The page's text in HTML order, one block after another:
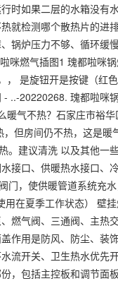
时如果二层的水箱没有
就检测哪个散热片的进
锅炉压力不够、循环缓
咪燃气插图1 瑰都啦咪
是旋钮开是按键（红
..-20220268. 瑰都啦咪
气不热？石家庄市裕
但房间仍不热，这是暖
建议清洗 以及其他一
口、供暖热水接口、
，使供暖管道系统充
用在夏季工作状态） 壁
燃气阀、三通阀、主热
作用是防风、防尘、装
流开关、卫生热水优先
，包括主控板和调节面